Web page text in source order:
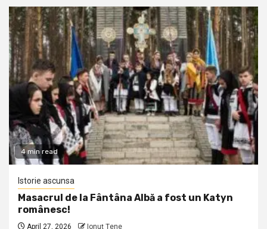
4 min read
Istorie ascunsa
Masacrul de la Fântâna Albă a fost un Katyn
românesc!
April 27, 2026 Ionuţ Ţene